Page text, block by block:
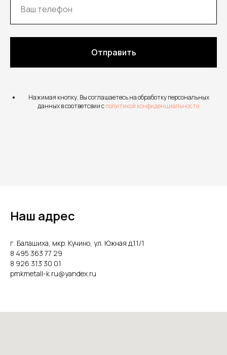
Отправить
Нажимая кнопку, Вы соглашаетесь на обработку персональных
данных в соответсвии сполитикой конфиденциальности
Наш адрес
г. Балашиха, мкр. Кучино, ул. Южная д.11/1
8 495 363 77 29
8 926 313 30 01
pmkmetall-k.ru@yandex.ru